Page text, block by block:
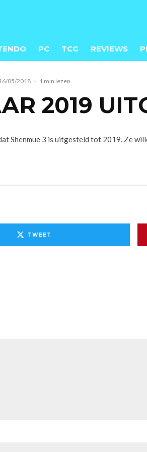
PC TCG REVIEWS
16/05/2018 · 1 min lezen
2019
Shenmue 3 is uitgesteld tot 2019. Ze
TWEET